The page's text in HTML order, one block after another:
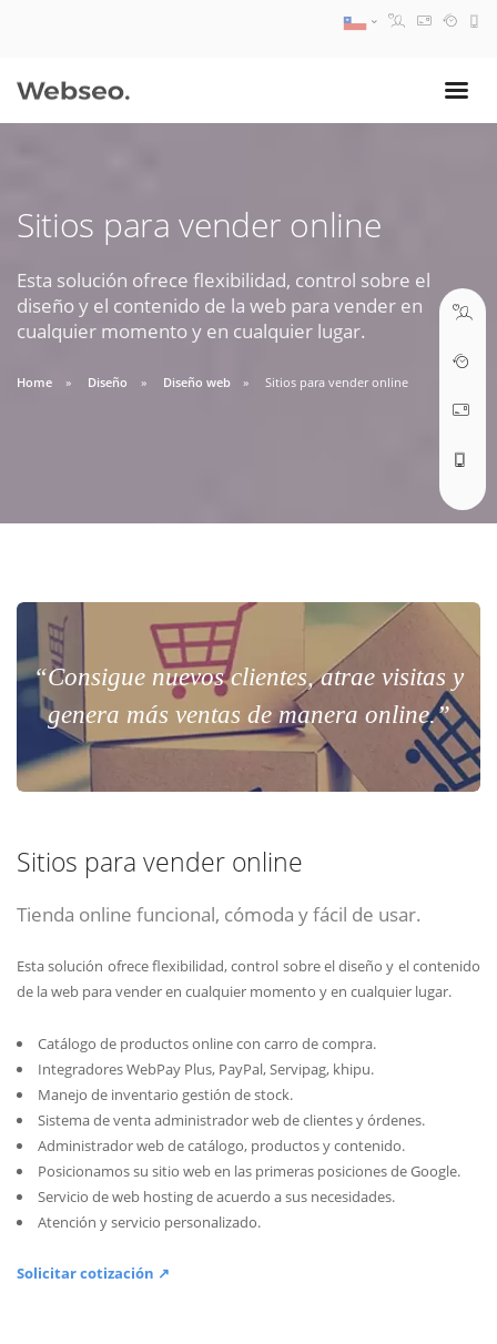
Sitios para vender online
Esta solución ofrece flexibilidad, control sobre el
diseño y el contenido de la web para vender en
cualquier momento y en cualquier lugar.
Home Diseño Diseño web Sitios para vender online
“Consigue nuevos clientes, atrae visitas y
genera más ventas de manera online.”
Sitios para vender online
Tienda online funcional, cómoda y fácil de usar.
Esta solución ofrece flexibilidad, control sobre el diseño y el contenido
de la web para vender en cualquier momento y en cualquier lugar.
Catálogo de productos online con carro de compra.
Integradores WebPay Plus, PayPal, Servipag, khipu.
Manejo de inventario gestión de stock.
Sistema de venta administrador web de clientes y órdenes.
Administrador web de catálogo, productos y contenido.
Posicionamos su sitio web en las primeras posiciones de Google.
Servicio de web hosting de acuerdo a sus necesidades.
Atención y servicio personalizado.
Solicitar cotización ↗
09:30 AM A 18:30 PM
soporte@webseo.cl
ABRIR TICKET